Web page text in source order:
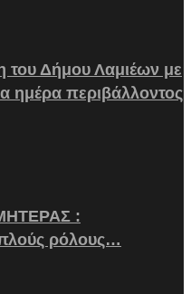
του Δήμου Λαμιέων με
ημέρα περιβάλλοντος
:
ρόλους…